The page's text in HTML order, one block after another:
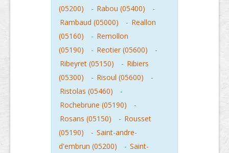
(05200)
- Rabou (05400)
-
Rambaud (05000)
- Reallon
(05160)
- Remollon
(05190)
- Reotier (05600)
-
Ribeyret (05150)
- Ribiers
(05300)
- Risoul (05600)
-
Ristolas (05460)
-
Rochebrune (05190)
-
Rosans (05150)
- Rousset
(05190)
- Saint-andre-
d'embrun (05200)
- Saint-